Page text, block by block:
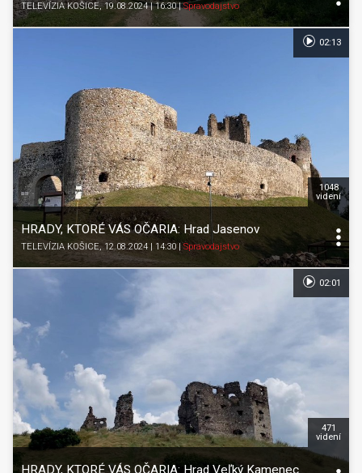
TELEVÍZIA KOŠICE, 19.08.2024 | 16:30|Spravodajstvo
HRADY, KTORÉ VÁS OČARIA: Hrad Jasenov
TELEVÍZIA KOŠICE, 12.08.2024 | 14:30 Spravodajstvo
1048
videní
02:13
HRADY, KTORÉ VÁS OČARIA: Hrad Veľký Kamenec
471
videní
02:01